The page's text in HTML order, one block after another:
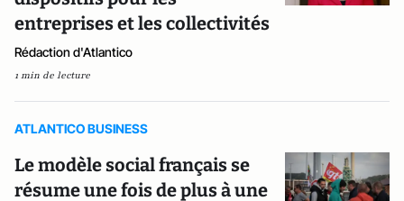
entreprises et les collectivités
Rédaction d'Atlantico
1 min de lecture
ATLANTICO BUSINESS
Le modèle social français se
résume une fois de plus à une